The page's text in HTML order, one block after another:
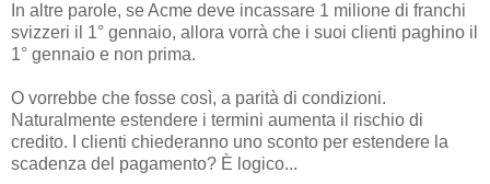
In altre parole, se Acme deve incassare 1 milione di franchi
svizzeri il 1° gennaio, allora vorrà che i suoi clienti paghino il
1° gennaio e non prima.
O vorrebbe che fosse così, a parità di condizioni.
Naturalmente estendere i termini aumenta il rischio di
credito. I clienti chiederanno uno sconto per estendere la
scadenza del pagamento? È logico...